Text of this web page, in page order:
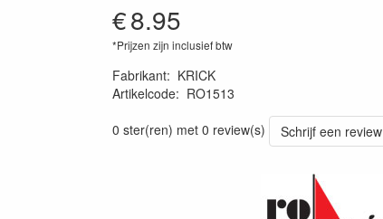
€8.95
*Prijzen zijn inclusief btw
Fabrikant: KRICK
Artikelcode: RO1513
0 ster(ren) met 0 review(s)
Schrijf een review